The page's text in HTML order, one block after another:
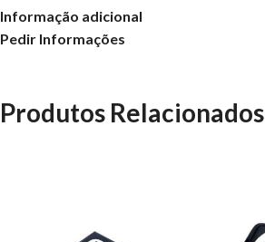
Informação adicional
Pedir Informações
Produtos Relacionados